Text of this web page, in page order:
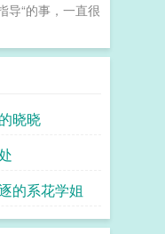
导“的事，一直很
晓晓
的系花学姐